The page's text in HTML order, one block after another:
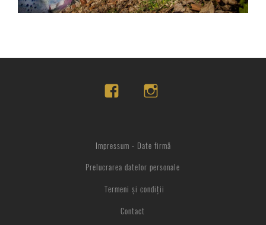
Prelucrarea datelor personale
Impressum - Date firmă
Contact
Termeni și condiții